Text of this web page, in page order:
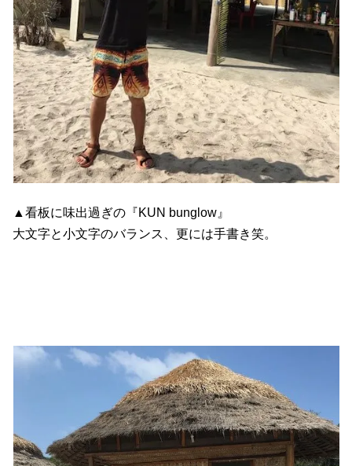
▲看板に味出過ぎの『KUN bunglow』
大文字と小文字のバランス、更には手書き笑。